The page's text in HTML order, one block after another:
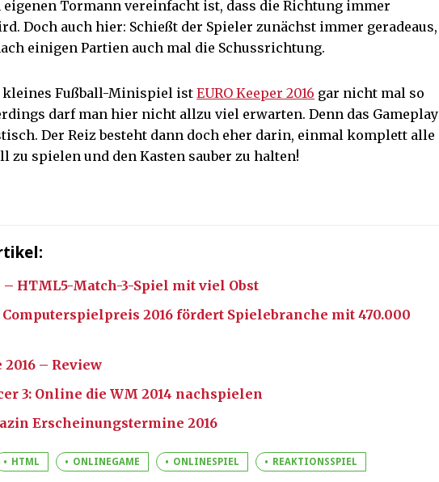
eigenen Tormann vereinfacht ist, dass die Richtung immer
Doch auch hier: Schießt der Spieler zunächst immer geradeaus,
einigen Partien auch mal die Schussrichtung.
kleines Fußball-Minispiel istEURO Keeper 2016 gar nicht mal so
darf man hier nicht allzu viel erwarten. Denn das Gameplay
Der Reiz besteht dann doch eher darin, einmal komplett alle
zu spielen und den Kasten sauber zu halten!
– HTML5-Match-3-Spiel mit viel Obst
2016 fördert Spielebranche mit 470.000
– Review
3: Online die WM 2014 nachspielen
Erscheinungstermine 2016
HTML ONLINEGAME ONLINESPIEL REAKTIONSSPIEL